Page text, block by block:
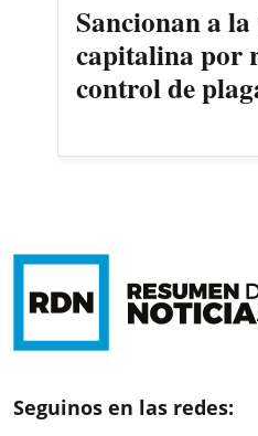
Sancionan a
capitalina por
control de
Seguinos en las redes: